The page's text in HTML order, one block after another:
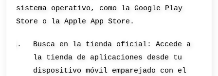
sistema operativo, como la Google Play
Store o la Apple App Store.
Busca en la tienda oficial: Accede a
la tienda de aplicaciones desde tu
dispositivo móvil emparejado con el